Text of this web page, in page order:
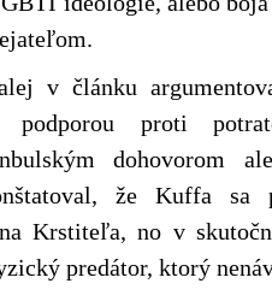
v článku
podporou proti
dohovorom
že Kuffa sa
Krstiteľa, no v
predátor, ktorý